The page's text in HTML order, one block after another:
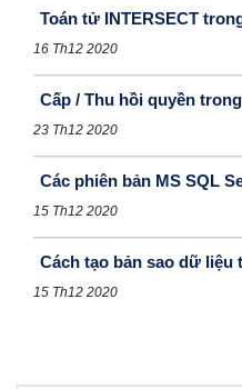
Toán tử INTERSECT
16 Th12 2020
Cấp / Thu hồi quyền
23 Th12 2020
Các phiên bản MS SQL
15 Th12 2020
Cách tạo bản sao dữ liệu
15 Th12 2020